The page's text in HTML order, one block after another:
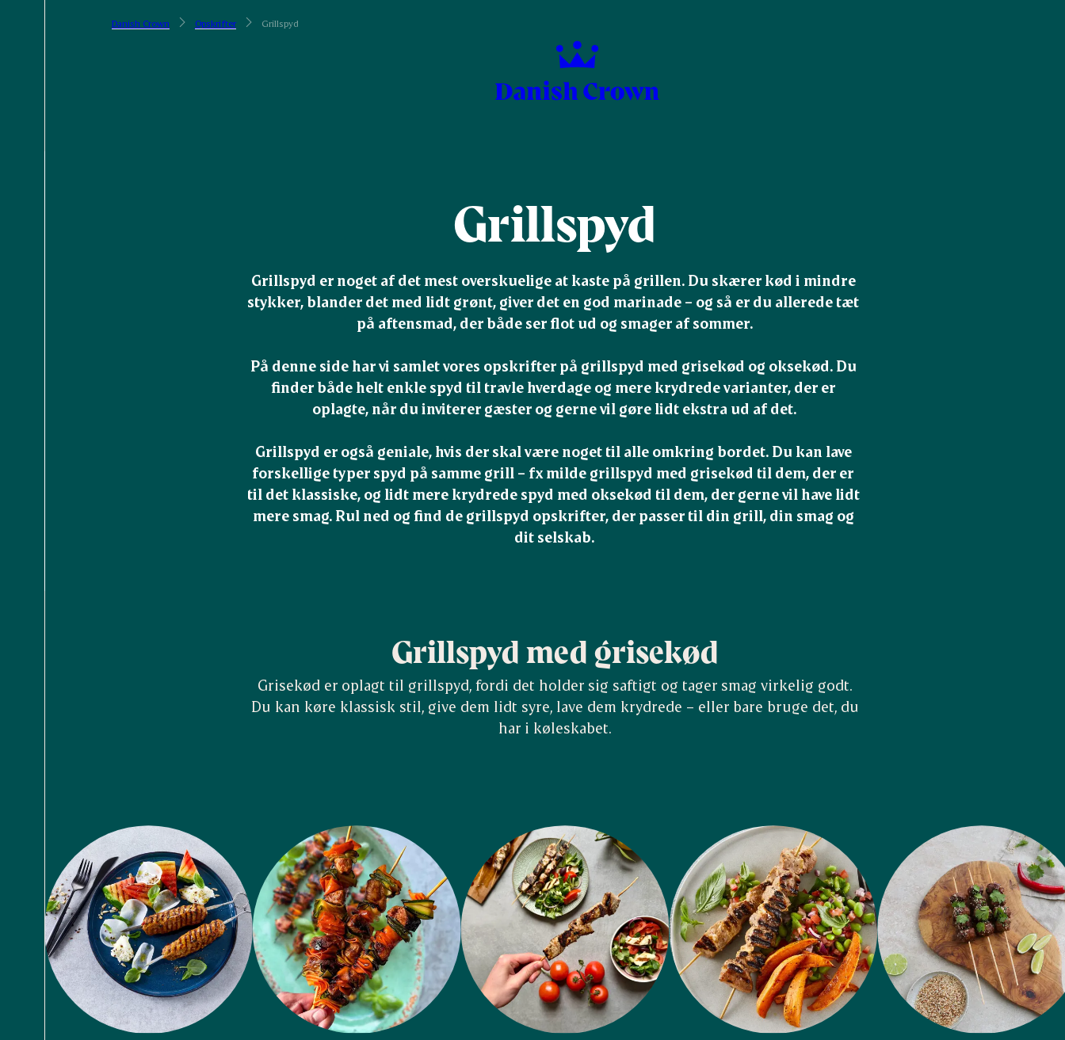
Danish Crown Opskrifter Grillspyd
Grillspyd
Grillspyd er noget af det mest overskuelige at kaste på grillen. Du skærer kød i mindre
stykker, blander det med lidt grønt, giver det en god marinade – og så er du allerede tæt
på aftensmad, der både ser flot ud og smager af sommer.
På denne side har vi samlet vores opskrifter på grillspyd med grisekød og oksekød. Du
finder både helt enkle spyd til travle hverdage og mere krydrede varianter, der er
oplagte, når du inviterer gæster og gerne vil gøre lidt ekstra ud af det.
Grillspyd er også geniale, hvis der skal være noget til alle omkring bordet. Du kan lave
forskellige typer spyd på samme grill – fx milde grillspyd med grisekød til dem, der er
til det klassiske, og lidt mere krydrede spyd med oksekød til dem, der gerne vil have lidt
mere smag. Rul ned og find de grillspyd opskrifter, der passer til din grill, din smag og
dit selskab.
Grillspyd med grisekød
Grisekød er oplagt til grillspyd, fordi det holder sig saftigt og tager smag virkelig godt.
Du kan køre klassisk stil, give dem lidt syre, lave dem krydrede – eller bare bruge det, du
har i køleskabet.